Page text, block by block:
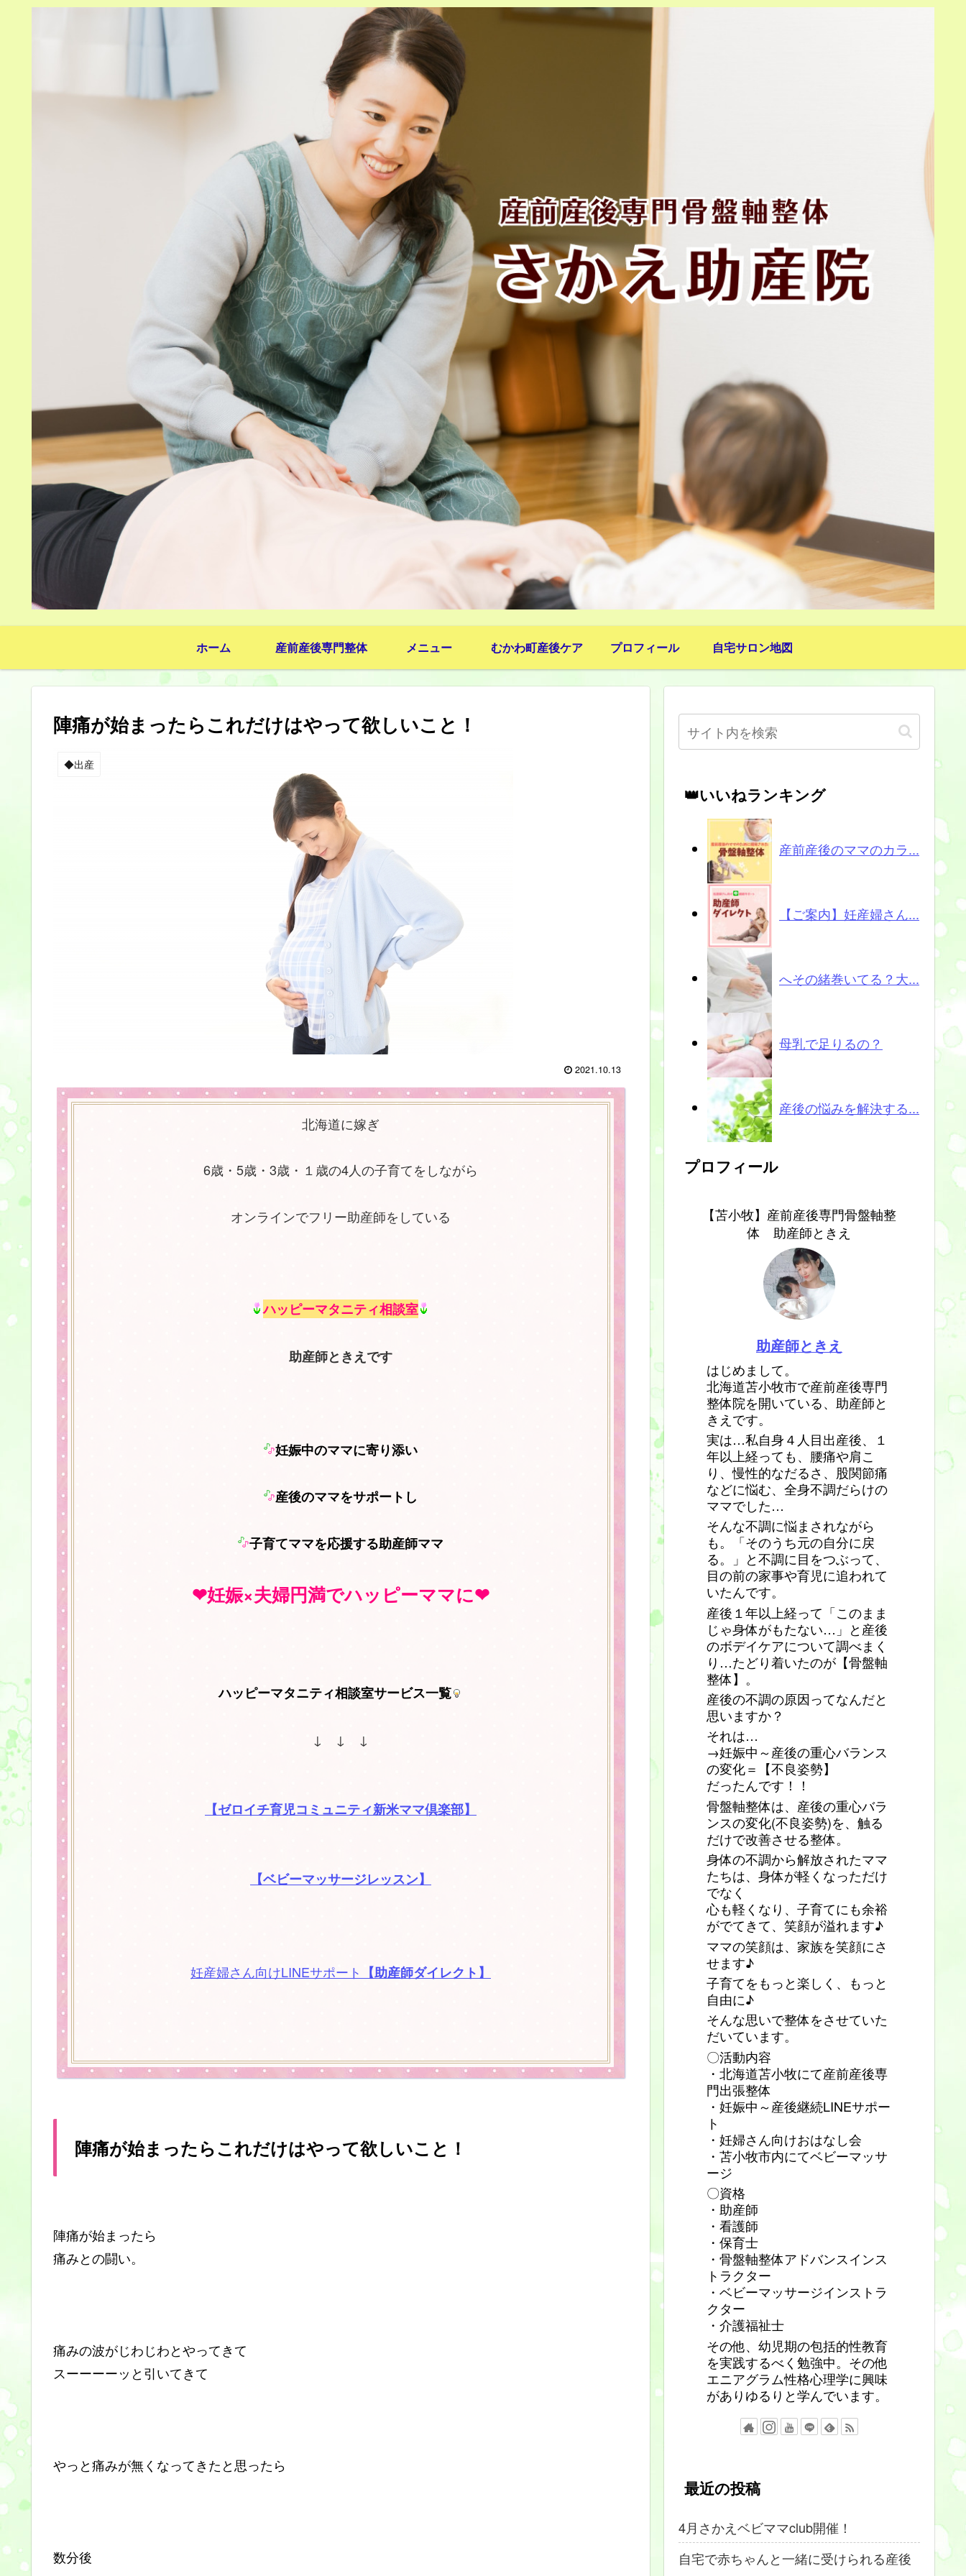
ホーム 産前産後専門整体 メニュー むかわ町産後ケア プロフィール 自宅サロン地図
陣痛が始まったらこれだけはやって欲しいこと！
◆出産
2021.10.13
北海道に嫁ぎ
6歳・5歳・3歳・１歳の4人の子育てをしながら
オンラインでフリー助産師をしている
ハッピーマタニティ相談室
助産師ときえです
妊娠中のママに寄り添い
産後のママをサポートし
子育てママを応援する助産師ママ
❤妊娠×夫婦円満でハッピーママに❤
ハッピーマタニティ相談室サービス一覧
↓ ↓ ↓
【ゼロイチ育児コミュニティ新米ママ倶楽部】
【ベビーマッサージレッスン】
妊産婦さん向けLINEサポート 【助産師ダイレクト】
陣痛が始まったらこれだけはやって欲しいこと！
陣痛が始まったら
痛みとの闘い。
痛みの波がじわじわとやってきて
スーーーーッと引いてきて
やっと痛みが無くなってきたと思ったら
数分後
👑いいねランキング
産前産後のママのカラ...
【ご案内】妊産婦さん...
へその緒巻いてる？大...
母乳で足りるの？
産後の悩みを解決する...
プロフィール
【苫小牧】産前産後専門骨盤軸整
体 助産師ときえ
助産師ときえ
はじめまして。
北海道苫小牧市で産前産後専門
整体院を開いている、助産師と
きえです。
実は…私自身４人目出産後、１
年以上経っても、腰痛や肩こ
り、慢性的なだるさ、股関節痛
などに悩む、全身不調だらけの
ママでした…
そんな不調に悩まされながら
も。「そのうち元の自分に戻
る。」と不調に目をつぶって、
目の前の家事や育児に追われて
いたんです。
産後１年以上経って「このまま
じゃ身体がもたない…」と産後
のボデイケアについて調べまく
り…たどり着いたのが【骨盤軸
整体】。
産後の不調の原因ってなんだと
思いますか？
それは…
→妊娠中～産後の重心バランス
の変化＝【不良姿勢】
だったんです！！
骨盤軸整体は、産後の重心バラ
ンスの変化(不良姿勢)を、触る
だけで改善させる整体。
身体の不調から解放されたママ
たちは、身体が軽くなっただけ
でなく
心も軽くなり、子育てにも余裕
がでてきて、笑顔が溢れます♪
ママの笑顔は、家族を笑顔にさ
せます♪
子育てをもっと楽しく、もっと
自由に♪
そんな思いで整体をさせていた
だいています。
〇活動内容
・北海道苫小牧にて産前産後専
門出張整体
・妊娠中～産後継続LINEサポー
ト
・妊婦さん向けおはなし会
・苫小牧市内にてベビーマッサ
ージ
〇資格
・助産師
・看護師
・保育士
・骨盤軸整体アドバンスインス
トラクター
・ベビーマッサージインストラ
クター
・介護福祉士
その他、幼児期の包括的性教育
を実践するべく勉強中。その他
エニアグラム性格心理学に興味
がありゆるりと学んでいます。
最近の投稿
4月さかえベビママclub開催！
自宅で赤ちゃんと一緒に受けられる産後